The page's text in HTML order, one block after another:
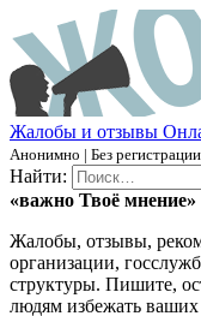
Жалобы и отзывы О
Анонимно | Без регистрации
Найти:
«важно Твоё мнение»
Жалобы, отзывы,
организации,
структуры. Пишите,
людям избежать